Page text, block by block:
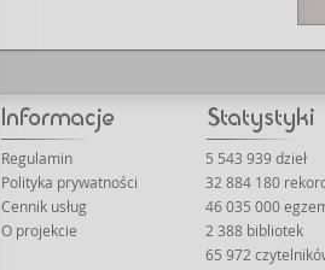
Regulamin
Polityka prywatności
Cennik usług
O projekcie
5 543 939 dzieł
32 884 180
46 035 000
2 388 bibliotek
65 972